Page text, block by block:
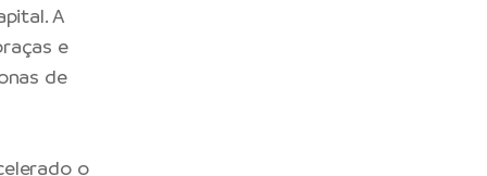
A
e
de
o